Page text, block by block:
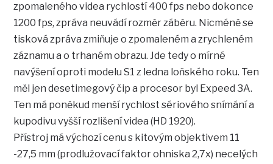
zpomaleného videa rychlostí 400 fps nebo dokonce
1200 fps, zpráva neuvádí rozměr záběru. Nicméně se
tisková zpráva zmiňuje o zpomaleném a zrychleném
záznamu a o trhaném obrazu. Jde tedy o mírné
navýšení oproti modelu S1 z ledna loňského roku. Ten
měl jen desetimegový čip a procesor byl Expeed 3A.
Ten má poněkud menší rychlost sériového snímání a
kupodivu vyšší rozlišení videa (HD 1920).
Přístroj má výchozí cenu s kitovým objektivem 11
-27,5 mm (prodlužovací faktor ohniska 2,7x) necelých